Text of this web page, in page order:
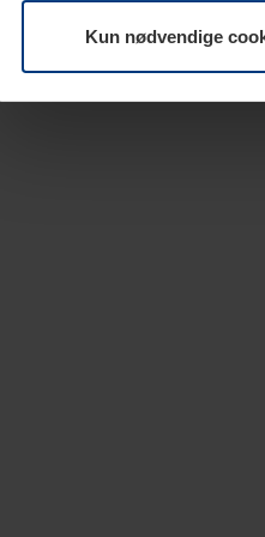
Kun nødvendige